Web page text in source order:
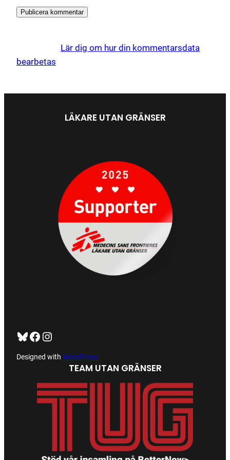
Lär dig om hur din kommentarsdata
bearbetas
LÄKARE UTAN GRÄNSER
Bluesky Facebook https://www.instagram.com/tug_ck/
Designed with WordPress
TEAM UTAN GRÄNSER